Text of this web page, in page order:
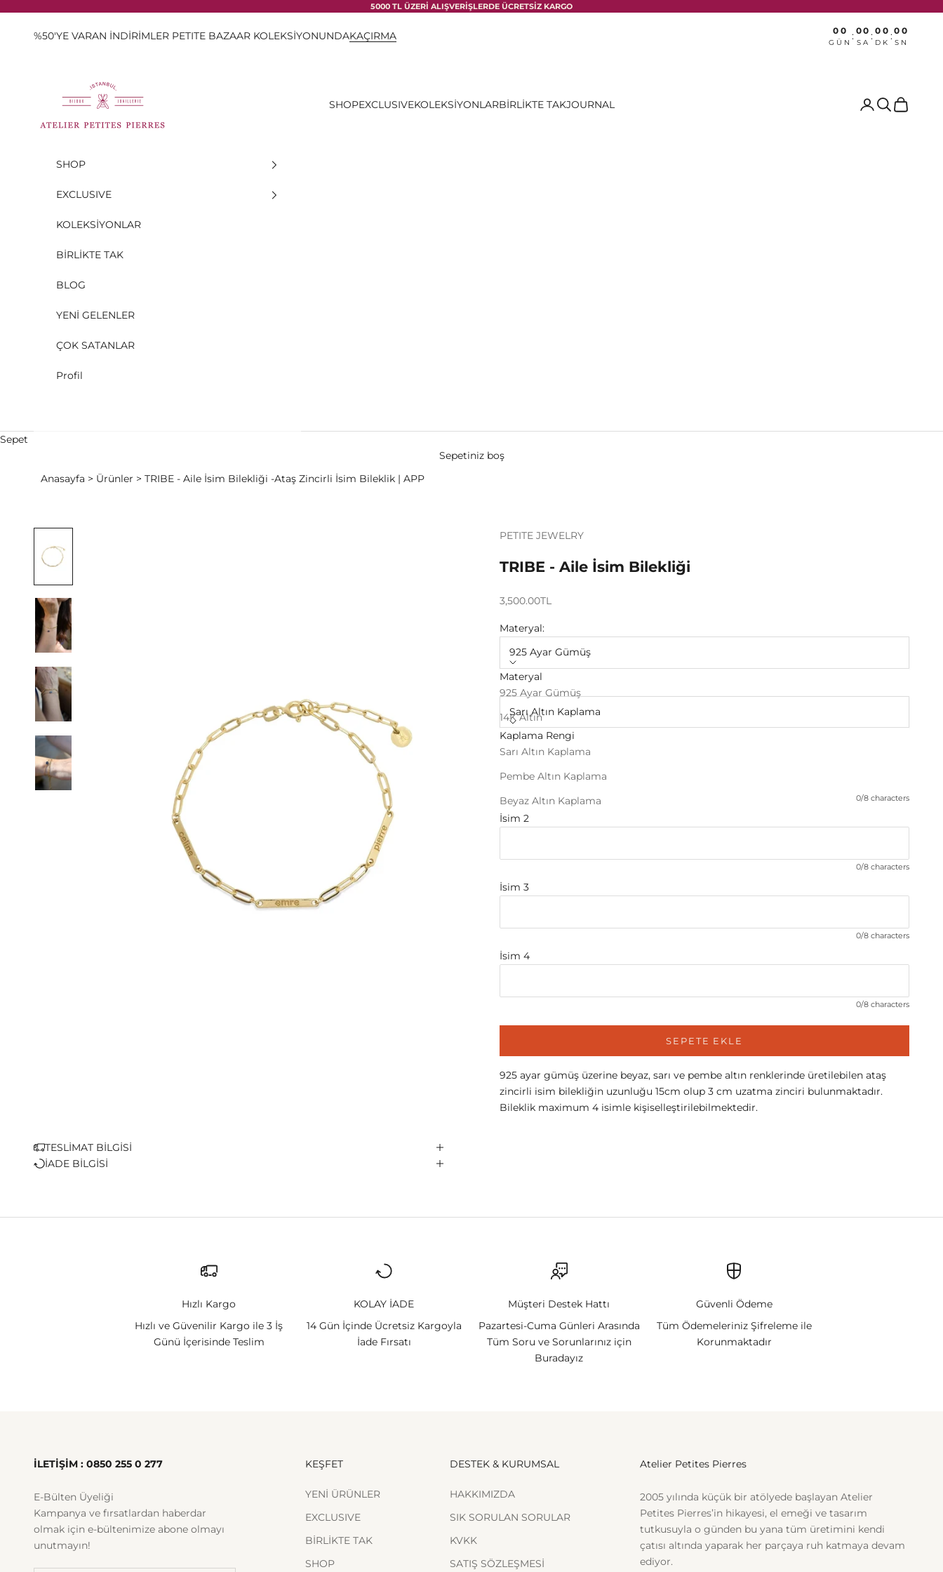
5000 TL ÜZERİ ALIŞVERİŞLERDE ÜCRETSİZ KARGO
%50'YE VARAN İNDİRİMLER PETITE BAZAAR KOLEKSİYONUNDAKAÇIRMA 00
GÜN
: 00
SA
: 00
DK
:00
SN
Atelier Petites Pierres
SHOPEXCLUSIVEKOLEKSİYONLARBİRLİKTE TAKJOURNAL Ara Sepet
SHOP
EXCLUSIVE
KOLEKSİYONLAR
BİRLİKTE TAK
BLOG
YENİ GELENLER
ÇOK SATANLAR
Profil
Sepet
Sepetiniz boş
Anasayfa
Ürünler TRIBE - Aile İsim Bilekliği -Ataş Zincirli İsim Bileklik | APP
PETITE JEWELRY
TRIBE - Aile İsim Bilekliği
3,500.00TL
Materyal:
925 Ayar Gümüş
Materyal
925 Ayar Gümüş
14K Altın
Kaplama Rengi:
Sarı Altın Kaplama
Kaplama Rengi
Sarı Altın Kaplama
Pembe Altın Kaplama
Beyaz Altın Kaplama
İsim 1
0/8 characters
İsim 2
0/8 characters
İsim 3
0/8 characters
İsim 4
0/8 characters
SEPETE EKLE
925 ayar gümüş üzerine beyaz, sarı ve pembe altın renklerinde üretilebilen ataş
zincirli isim bilekliğin uzunluğu 15cm olup 3 cm uzatma zinciri bulunmaktadır.
Bileklik maximum 4 isimle kişiselleştirilebilmektedir.
TESLİMAT BİLGİSİ
İADE BİLGİSİ
Hızlı Kargo
Hızlı ve Güvenilir Kargo ile 3 İş
Günü İçerisinde Teslim
KOLAY İADE
14 Gün İçinde Ücretsiz Kargoyla
İade Fırsatı
Müşteri Destek Hattı
Pazartesi-Cuma Günleri Arasında
Tüm Soru ve Sorunlarınız için
Buradayız
Güvenli Ödeme
Tüm Ödemeleriniz Şifreleme ile
Korunmaktadır
İLETİŞİM : 0850 255 0 277
E-Bülten Üyeliği
Kampanya ve fırsatlardan haberdar
olmak için e-bültenimize abone olmayı
unutmayın!
KEŞFET
YENİ ÜRÜNLER
EXCLUSIVE
BİRLİKTE TAK
SHOP
DESTEK & KURUMSAL
HAKKIMIZDA
SIK SORULAN SORULAR
KVKK
SATIŞ SÖZLEŞMESİ
Atelier Petites Pierres
2005 yılında küçük bir atölyede başlayan Atelier
Petites Pierres’in hikayesi, el emeği ve tasarım
tutkusuyla o günden bu yana tüm üretimini kendi
çatısı altında yaparak her parçaya ruh katmaya devam
ediyor.